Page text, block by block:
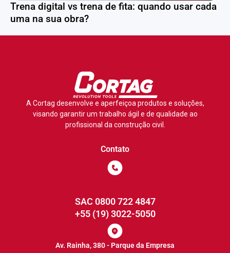
Trena digital vs trena de fita: quando usar cada
uma na sua obra?
A Cortag desenvolve e aperfeiçoa produtos e soluções,
visando garantir um trabalho ágil e de qualidade ao
profissional da construção civil.
Contato
SAC 0800 722 4847
+55 (19) 3022-5050
Av. Rainha, 380 - Parque da Empresa